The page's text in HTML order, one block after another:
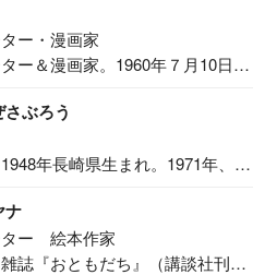
ー・漫画家
ー＆漫画家。1960年７月10日生
ぶろう
年長崎県生まれ。1971年、
ナ
ター 絵本作家
誌『おともだち』（講談社刊）